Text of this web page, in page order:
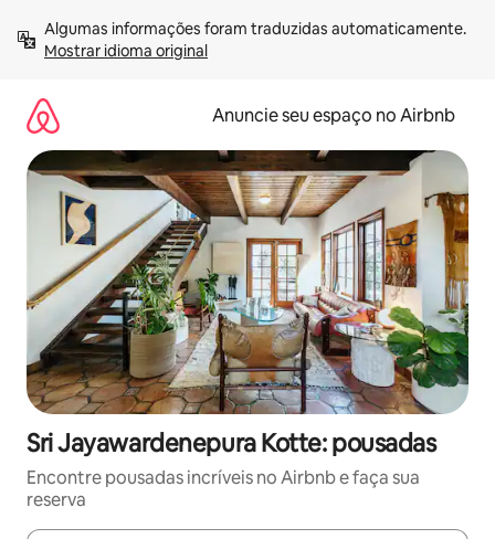
para
Mostrar idioma original
Anuncie seu espaço no Airbnb
Sri Jayawardenepura Kotte: pousadas
Encontre pousadas incríveis no Airbnb e faça sua
reserva